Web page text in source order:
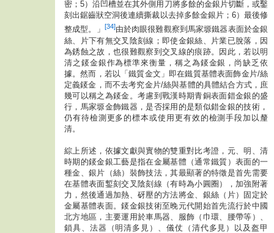
密；5）沿凹槽並在其外側用刀將多餘的金銀片切斷，或鑿
刻出鋸齒狀空洞後連續撕裁以去掉多餘金銀片；6）最後修
整成型。」 [34]由於肉眼很難觀察到馬家塬鐵器表面於金銀
絲、片下有無交叉陰刻線；即使金銀絲、片業已脫落，因
為銹蝕之故，也很難觀察到交叉線的痕跡。因此，若以明
清之錽金銀作為標準來衡量，稱之為錽金銀，尚缺乏依
據。然而，若以「鐵質金文」即在鐵質基體表面飾金片/絲
定義錽金，而不去考究金片/絲與基體的具體結合方式，庶
幾可以稱之為錽金。考慮到戰漢時期青銅表面錯金銀的盛
行，馬家塬金飾鐵器，是否採用的是類似錯金銀的技術，
仍有待檢測更多的標本或使用更有效的檢測手段加以釐
清。
綜上所述，依據文獻與實物的雙重對比考證，元、明、清
時期的錽金銀工藝是指在金屬基體（通常鐵質）表面的一
種金、銀片（絲）裝飾技法，其最顯著的特徵是首先需要
在基體表面鏨刻交叉陰刻線（有時為小圓圈），加強附著
力，然後通過加熱、砑壓的方法將金、銀絲（片）固定於
金屬基體表面。錽金銀技術至晚元代開始首先流行於中國
北方地區，主要運用於車馬器、服飾（巾環、腰帶等）、
鎖具、法器（明清多見）、儀仗（清代多見）以及盔甲